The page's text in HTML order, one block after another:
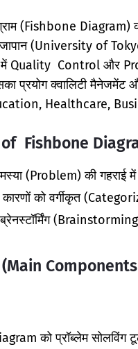
(Fishbone Diagram)
(University of
में Quality Control और
प्रयोग क्वालिटी मैनेजमेंट
Healthcare,
Fishbone
(Problem) की गहराई
कारणों को वर्गीकृत
को प्रॉब्लेम सोलविंग